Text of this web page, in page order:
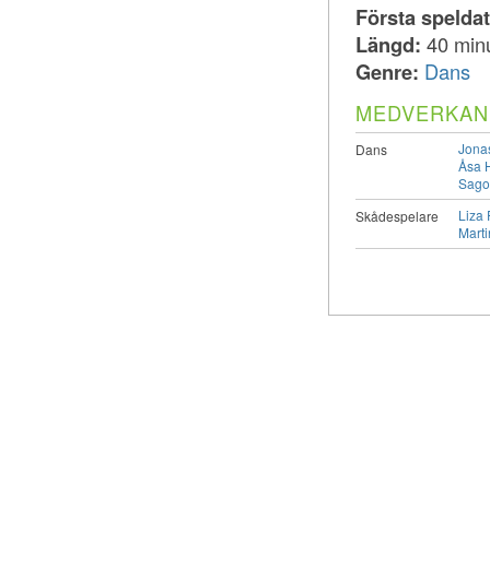
Första
Längd: 40
Genre: Dans
Dans
Åsa
Skådespelare
Liza